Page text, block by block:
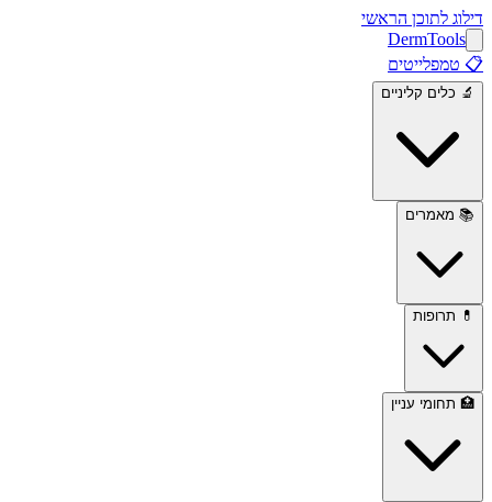
דילוג לתוכן הראשי
DermTools
📋 טמפלייטים
🔬 כלים קליניים
📚 מאמרים
💊 תרופות
🏥 תחומי עניין